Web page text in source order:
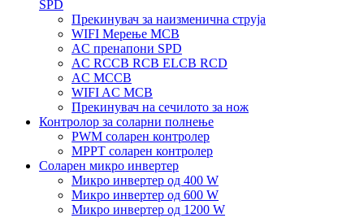
SPD
Прекинувач за наизменична струја
WIFI Мерење MCB
AC пренапони SPD
AC RCCB RCB ELCB RCD
AC MCCB
WIFI AC MCB
Прекинувач на сечилото за нож
Контролор за соларни полнење
PWM соларен контролер
MPPT соларен контролер
Соларен микро инвертер
Микро инвертер од 400 W
Микро инвертер од 600 W
Микро инвертер од 1200 W